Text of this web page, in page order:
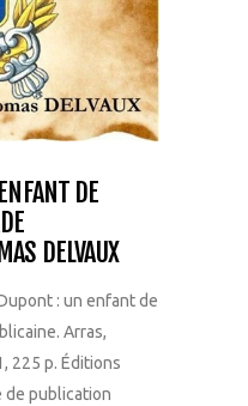
DE
DELVAUX
: un enfant de
Arras,
225 p. Éditions
de publication